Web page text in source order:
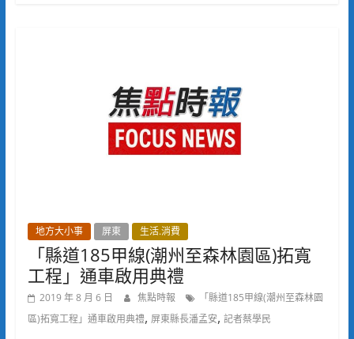
地方大小事 屏東 生活.消費
「縣道185甲線(潮州至森林園區)拓寬
工程」通車啟用典禮
2019 年 8 月 6 日 焦點時報
「縣道185甲線(潮州至森林園
區)拓寬工程」通車啟用典禮, 屏東縣長潘孟安, 記者蔡學民